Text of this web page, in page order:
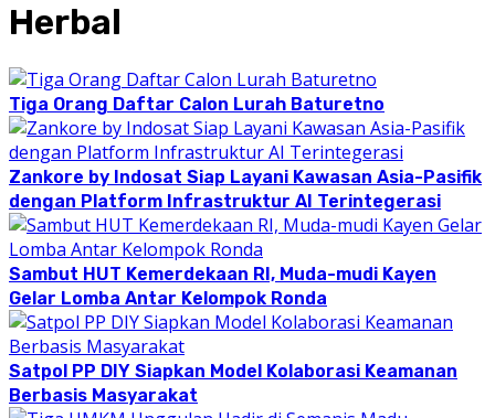
Herbal
Tiga Orang Daftar Calon Lurah Baturetno
Zankore by Indosat Siap Layani Kawasan Asia-Pasifik
dengan Platform Infrastruktur AI Terintegerasi
Sambut HUT Kemerdekaan RI, Muda-mudi Kayen
Gelar Lomba Antar Kelompok Ronda
Satpol PP DIY Siapkan Model Kolaborasi Keamanan
Berbasis Masyarakat